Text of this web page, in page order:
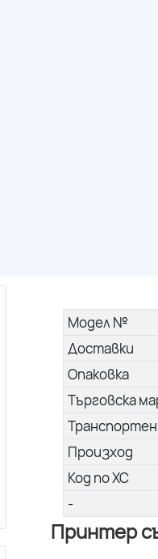
Модел №
Доставки
Опаковка
Търговска
Произход
Код по ХС
-
Принтер